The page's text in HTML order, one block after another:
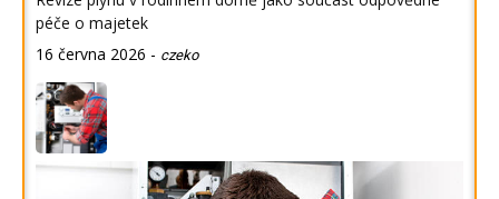
péče o majetek
16 června 2026 - czeko